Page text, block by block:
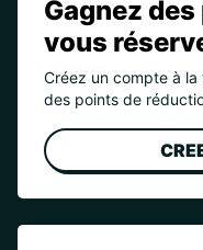
Gagnez
vous
Créez un compte à
des points de